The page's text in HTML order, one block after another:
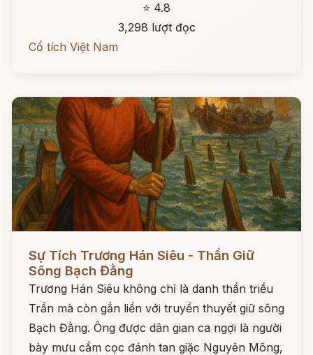
⭐ 4.8
3,298 lượt đọc
Cổ tích Việt Nam
Sự Tích Trương Hán Siêu - Thần Giữ
Sông Bạch Đằng
Trương Hán Siêu không chỉ là danh thần triều
Trần mà còn gắn liền với truyền thuyết giữ sông
Bạch Đằng. Ông được dân gian ca ngợi là người
bày mưu cắm cọc đánh tan giặc Nguyên Mông,